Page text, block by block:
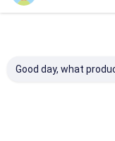
Hangzhou
Good day, what